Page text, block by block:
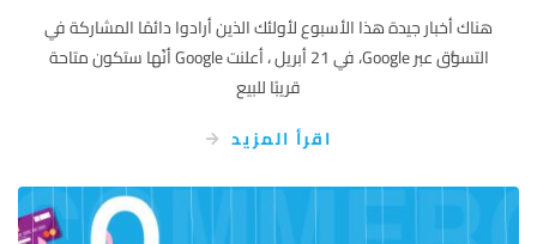
هناك أخبار جيدة هذا الأسبوع لأولئك الذين أرادوا دائمًا المشاركة في
التسوُّق عبر Google، في 21 أبريل ، أعلنت Google أنّها ستكون متاحة
قريبًا للبيع
اقرأ المزيد